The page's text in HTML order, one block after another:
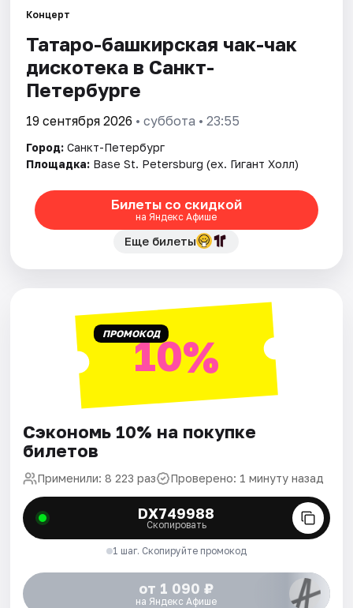
Города
Площадки
Артисты
Рейтинги
Концерт
Татаро-башкирская чак-чак
дискотека в Санкт-
Петербурге
19 сентября 2026 • суббота • 23:55
Город: Санкт-Петербург
Площадка: Base St. Petersburg (ex. Гигант Холл)
Билеты со скидкой
на Яндекс Афише
Еще билеты
ПРОМОКОД10%
Сэкономь 10% на покупке
билетов
Применили: 8 223 раз Проверено: 1 минуту назад
DX749988
Скопировать
1 шаг. Скопируйте промокод
от 1 090 ₽
на Яндекс Афише